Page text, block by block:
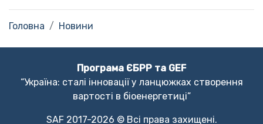
Головна Новини
Програма ЄБРР та GEF
“Україна: сталі інновації у ланцюжках створення
вартості в біоенергетиці”
SAF 2017-2026 © Всі права захищені.